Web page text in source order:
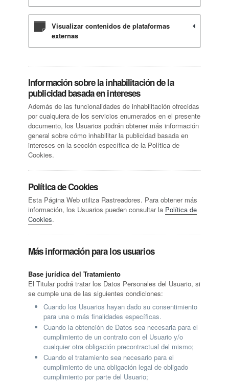
Visualizar contenidos de plataformas
externas
Información sobre la inhabilitación de la
publicidad basada en intereses
Además de las funcionalidades de inhabilitación ofrecidas
por cualquiera de los servicios enumerados en el presente
documento, los Usuarios podrán obtener más información
general sobre cómo inhabilitar la publicidad basada en
intereses en la sección específica de la Política de
Cookies.
Política de Cookies
Esta Página Web utiliza Rastreadores. Para obtener más
información, los Usuarios pueden consultar la Política de
Cookies.
Más información para los usuarios
Base jurídica del Tratamiento
El Titular podrá tratar los Datos Personales del Usuario, si
se cumple una de las siguientes condiciones:
Cuando los Usuarios hayan dado su consentimiento
para una o más finalidades específicas.
Cuando la obtención de Datos sea necesaria para el
cumplimiento de un contrato con el Usuario y/o
cualquier otra obligación precontractual del mismo;
Cuando el tratamiento sea necesario para el
cumplimiento de una obligación legal de obligado
cumplimiento por parte del Usuario;